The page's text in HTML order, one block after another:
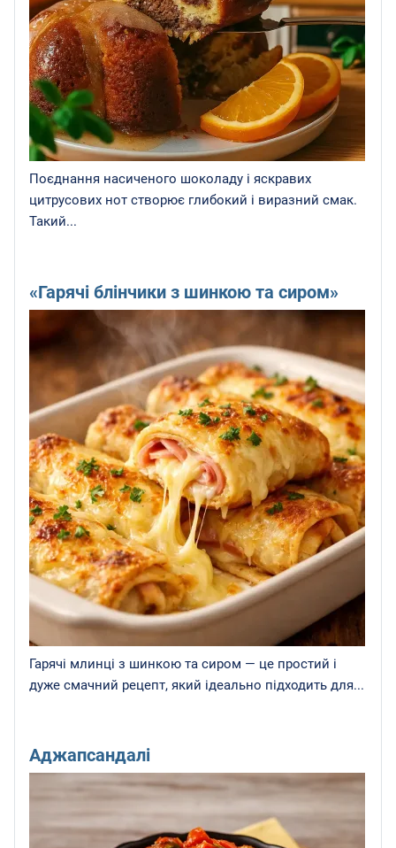
Поєднання насиченого шоколаду і яскравих
цитрусових нот створює глибокий і виразний смак.
Такий...
«Гарячі блінчики з шинкою та сиром»
Гарячі млинці з шинкою та сиром — це простий і
дуже смачний рецепт, який ідеально підходить для...
Аджапсандалі